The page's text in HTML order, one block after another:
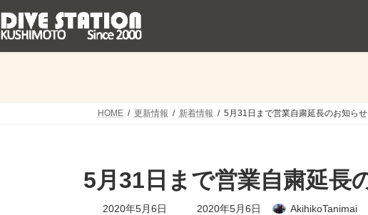
ン
テ
ン
ビ
ゲ
ー
HOME 更新情報 新着情報 5月31日まで営業自粛延長のお知らせ
5月31日まで営業自粛延長
2020年5月6日
最
2020年5月6日 AkihikoTanimai